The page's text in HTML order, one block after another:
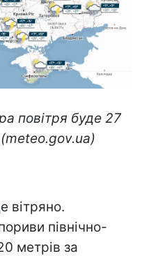
повітря буде 27
(meteo.gov.ua)
вітряно.
північно-
метрів за